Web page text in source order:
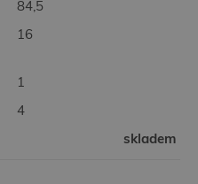
84,5
16
1
4
skladem